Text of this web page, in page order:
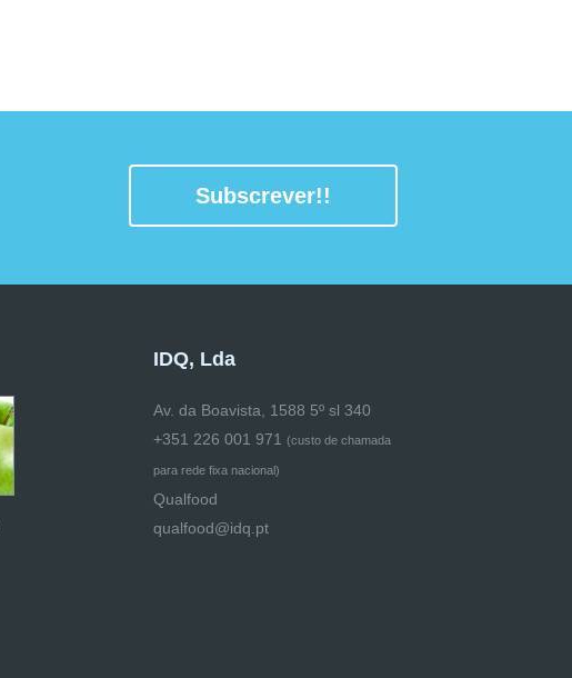
Subscrever!!
IDQ, Lda
Av. da Boavista, 1588 5º sl 340
+351 226 001 971 (custo de chamada
para rede fixa nacional)
Qualfood
qualfood@idq.pt